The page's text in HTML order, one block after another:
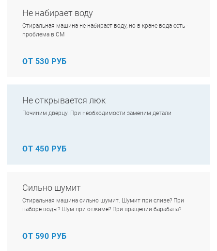
Не набирает воду
Стиральная машина не набирает воду, но в кране вода есть -
проблема в СМ
ОТ 530 РУБ
Не открывается люк
Починим дверцу. При необходимости заменим детали
ОТ 450 РУБ
Сильно шумит
Стиральная машина сильно шумит. Шумит при сливе? При
наборе воды? Шум при отжиме? При вращении барабана?
ОТ 590 РУБ